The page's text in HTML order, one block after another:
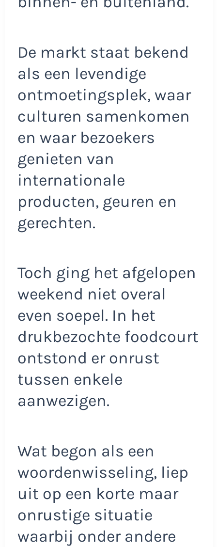
De markt staat bekend
als een levendige
ontmoetingsplek, waar
culturen samenkomen
en waar bezoekers
genieten van
internationale
producten, geuren en
gerechten.
Toch ging het afgelopen
weekend niet overal
even soepel. In het
drukbezochte foodcourt
ontstond er onrust
tussen enkele
aanwezigen.
Wat begon als een
woordenwisseling, liep
uit op een korte maar
onrustige situatie
waarbij onder andere